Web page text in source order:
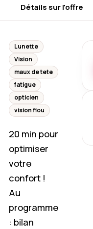
Détails sur l'offre
Lunette
Vision
maux de tete
fatigue
opticien
vision flou
20 min pour
optimiser
votre
confort !
Au
programme
: bilan